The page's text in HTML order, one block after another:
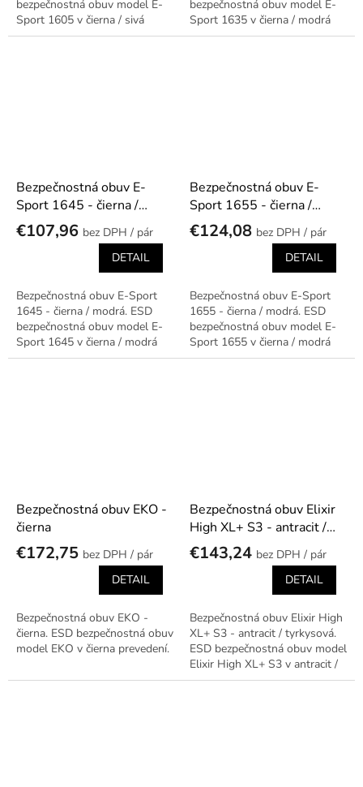
bezpečnostná obuv model E-
Sport 1605 v čierna / sivá
prevedení.
bezpečnostná obuv model E-
Sport 1635 v čierna / modrá
prevedení.
Bezpečnostná obuv E-
Sport 1645 - čierna /
modrá
€107,96
/ pár
DETAIL
Bezpečnostná obuv E-Sport
1645 - čierna / modrá. ESD
bezpečnostná obuv model E-
Sport 1645 v čierna / modrá
prevedení.
Bezpečnostná obuv E-
Sport 1655 - čierna /
modrá
€124,08
/ pár
DETAIL
Bezpečnostná obuv E-Sport
1655 - čierna / modrá. ESD
bezpečnostná obuv model E-
Sport 1655 v čierna / modrá
prevedení.
Bezpečnostná obuv EKO -
čierna
€172,75
/ pár
DETAIL
Bezpečnostná obuv EKO -
čierna. ESD bezpečnostná obuv
model EKO v čierna prevedení.
Bezpečnostná obuv Elixir
High XL+ S3 - antracit /
tyrkysová
€143,24
/ pár
DETAIL
Bezpečnostná obuv Elixir High
XL+ S3 - antracit / tyrkysová.
ESD bezpečnostná obuv model
Elixir High XL+ S3 v antracit /
tyrkysová prevedení.